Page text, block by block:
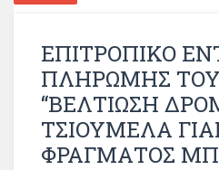
ΕΠΙΤΡΟΠΙΚΟ
ΠΛΗΡΩΜΗΣ
“ΒΕΛΤΙΩΣΗ
ΤΣΙΟΥΜΕΛΑ
ΦΡΑΓΜΑΤΟΣ